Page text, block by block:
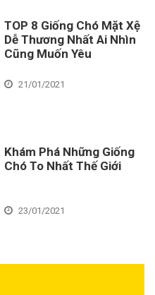
TOP 8 Giống Chó Mặt Xệ
Dễ Thương Nhất Ai Nhìn
Cũng Muốn Yêu
21/01/2021
Khám Phá Những Giống
Chó To Nhất Thế Giới
23/01/2021